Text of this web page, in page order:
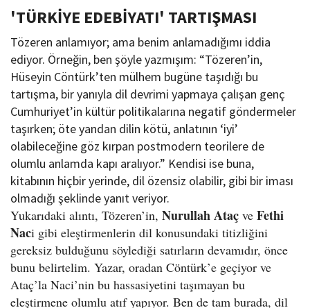
'TÜRKİYE EDEBİYATI' TARTIŞMASI
Tözeren anlamıyor; ama benim anlamadığımı iddia
ediyor. Örneğin, ben şöyle yazmışım: “Tözeren’in,
Hüseyin Cöntürk’ten mülhem bugüne taşıdığı bu
tartışma, bir yanıyla dil devrimi yapmaya çalışan genç
Cumhuriyet’in kültür politikalarına negatif göndermeler
taşırken; öte yandan dilin kötü, anlatının ‘iyi’
olabileceğine göz kırpan postmodern teorilere de
olumlu anlamda kapı aralıyor.” Kendisi ise buna,
kitabının hiçbir yerinde, dil özensiz olabilir, gibi bir iması
olmadığı şeklinde yanıt veriyor.
Yukarıdaki alıntı, Tözeren’in, Nurullah Ataç ve Fethi
Naci gibi eleştirmenlerin dil konusundaki titizliğini
gereksiz bulduğunu söylediği satırların devamıdır, önce
bunu belirtelim. Yazar, oradan Cöntürk’e geçiyor ve
Ataç’la Naci’nin bu hassasiyetini taşımayan bu
eleştirmene olumlu atıf yapıyor. Ben de tam burada, dil